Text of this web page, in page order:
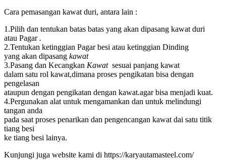
Cara pemasangan kawat duri, antara lain :
1.Pilih dan tentukan batas batas yang akan dipasang kawat duri
atau Pagar.
2.Tentukan ketinggian Pagar besi atau ketinggian Dinding
yang akan dipasang kawat
3.Pasang dan Kecangkan Kawat sesuai panjang kawat
dalam satu rol kawat,dimana proses pengikatan bisa dengan
pengelasan
ataupun dengan pengikatan dengan kawat.agar bisa menjadi kuat.
4.Pergunakan alat untuk mengamankan dan untuk melindungi
tangan anda
pada saat proses penarikan dan pengencangan kawat dai satu titik
tiang besi
ke tiang besi lainya.
Kunjungi juga website kami di https://karyautamasteel.com/